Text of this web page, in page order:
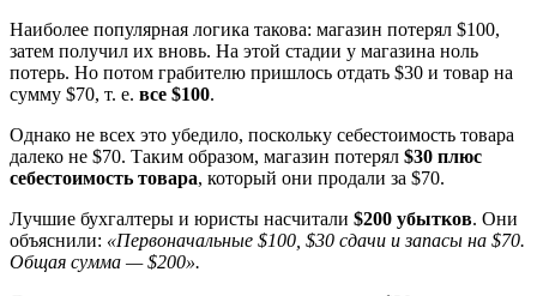
Наиболее популярная логика такова: магазин потерял $100,
затем получил их вновь. На этой стадии у магазина ноль
потерь. Но потом грабителю пришлось отдать $30 и товар на
сумму $70, т. е. все $100.
Однако не всех это убедило, поскольку себестоимость товара
далеко не $70. Таким образом, магазин потерял $30 плюс
себестоимость товара, который они продали за $70.
Лучшие бухгалтеры и юристы насчитали $200 убытков. Они
объяснили: «Первоначальные $100, $30 сдачи и запасы на $70.
Общая сумма — $200».